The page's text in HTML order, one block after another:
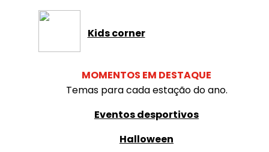
Kids corner
MOMENTOS EM DESTAQUE
Temas para cada estação do ano.
Eventos desportivos
Halloween